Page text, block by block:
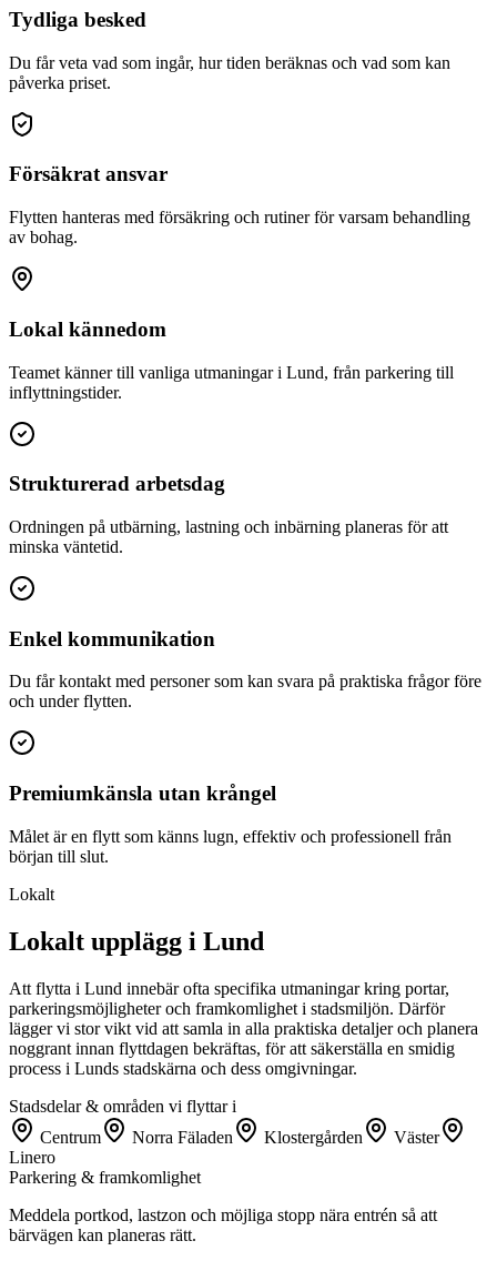
Tydliga besked
Du får veta vad som ingår, hur tiden beräknas och vad som kan
påverka priset.
Försäkrat ansvar
Flytten hanteras med försäkring och rutiner för varsam behandling
av bohag.
Lokal kännedom
Teamet känner till vanliga utmaningar i Lund, från parkering till
inflyttningstider.
Strukturerad arbetsdag
Ordningen på utbärning, lastning och inbärning planeras för att
minska väntetid.
Enkel kommunikation
Du får kontakt med personer som kan svara på praktiska frågor före
och under flytten.
Premiumkänsla utan krångel
Målet är en flytt som känns lugn, effektiv och professionell från
början till slut.
Lokalt
Lokalt upplägg i Lund
Att flytta i Lund innebär ofta specifika utmaningar kring portar,
parkeringsmöjligheter och framkomlighet i stadsmiljön. Därför
lägger vi stor vikt vid att samla in alla praktiska detaljer och planera
noggrant innan flyttdagen bekräftas, för att säkerställa en smidig
process i Lunds stadskärna och dess omgivningar.
Stadsdelar & områden vi flyttar i
Centrum
Norra Fäladen Klostergården
Väster
Linero
Parkering & framkomlighet
Meddela portkod, lastzon och möjliga stopp nära entrén så att
bärvägen kan planeras rätt.